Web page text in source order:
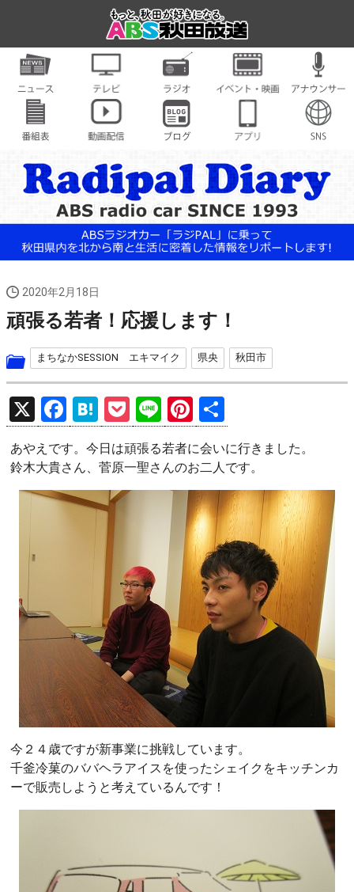
2020年2月18日
頑張る若者！応援します！
まちなかSESSION エキマイク 県央 秋田市
X
F
a
ce
b
o
H
at
e
n
a
P
o
ck
et
Li
n
e
Pi
nt
er
es
t
有
あやえです。今日は頑張る若者に会いに行きました。
鈴木大貴さん、菅原一聖さんのお二人です。
今２４歳ですが新事業に挑戦しています。
千釜冷菓のババヘラアイスを使ったシェイクをキッチンカ
ーで販売しようと考えているんです！